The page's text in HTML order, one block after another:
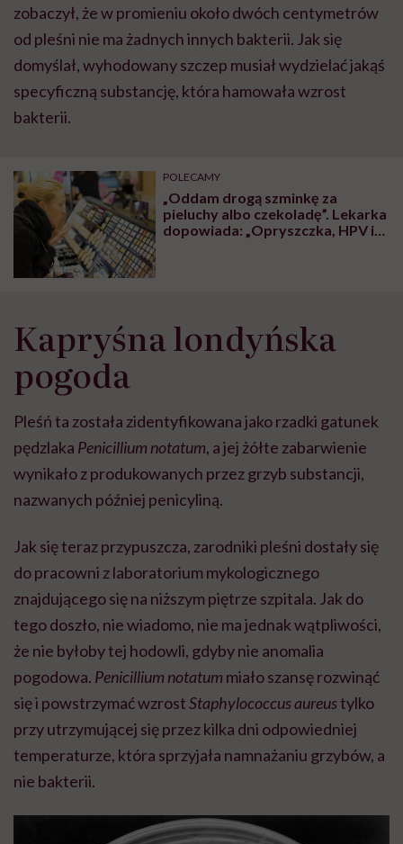
zobaczył, że w promieniu około dwóch centymetrów
od pleśni nie ma żadnych innych bakterii. Jak się
domyślał, wyhodowany szczep musiał wydzielać jakąś
specyficzną substancję, która hamowała wzrost
bakterii.
POLECAMY
„Oddam drogą szminkę za
pieluchy albo czekoladę”. Lekarka
dopowiada: „Opryszczka, HPV i
Kapryśna londyńska
pogoda
Pleśń ta została zidentyfikowana jako rzadki gatunek
pędzlaka Penicillium notatum, a jej żółte zabarwienie
wynikało z produkowanych przez grzyb substancji,
nazwanych później penicyliną.
Jak się teraz przypuszcza, zarodniki pleśni dostały się
do pracowni z laboratorium mykologicznego
znajdującego się na niższym piętrze szpitala. Jak do
tego doszło, nie wiadomo, nie ma jednak wątpliwości,
że nie byłoby tej hodowli, gdyby nie anomalia
pogodowa. Penicillium notatum miało szansę rozwinąć
się i powstrzymać wzrostStaphylococcus aureustylko
przy utrzymującej się przez kilka dni odpowiedniej
temperaturze, która sprzyjała namnażaniu grzybów, a
nie bakterii.